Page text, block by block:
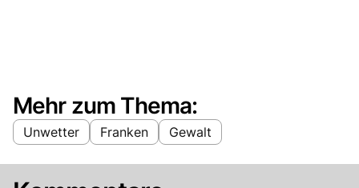
Mehr zum Thema:
Unwetter Franken Gewalt